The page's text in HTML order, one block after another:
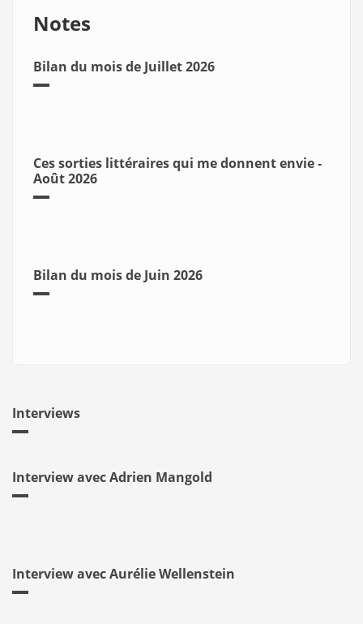
Notes
Bilan du mois de Juillet 2026
Ces sorties littéraires qui me donnent envie -
Août 2026
Bilan du mois de Juin 2026
Interviews
Interview avec Adrien Mangold
Interview avec Aurélie Wellenstein